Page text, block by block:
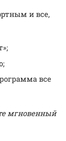
и все,
все
мгновенный